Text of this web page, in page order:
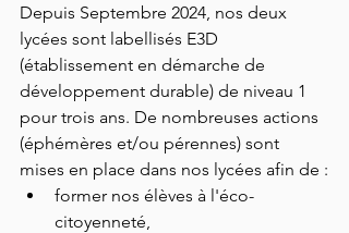
Depuis Septembre 2024, nos deux
lycées sont labellisés E3D
(établissement en démarche de
développement durable) de niveau 1
pour trois ans. De nombreuses actions
(éphémères et/ou pérennes) sont
mises en place dans nos lycées afin de :
former nos élèves à l'éco-
citoyenneté,